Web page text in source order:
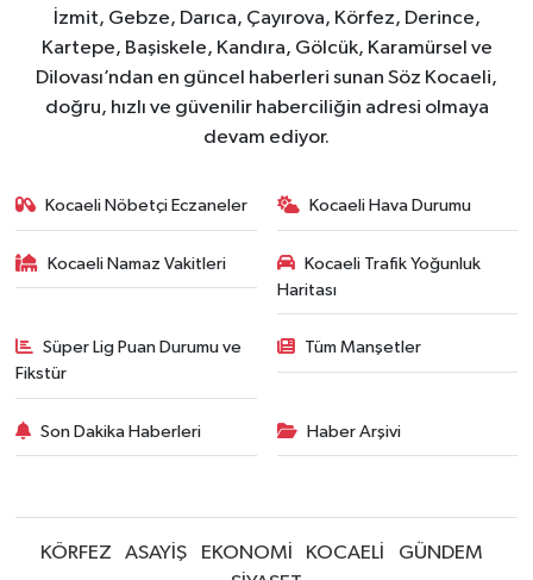
İzmit, Gebze, Darıca, Çayırova, Körfez, Derince,
Kartepe, Başiskele, Kandıra, Gölcük, Karamürsel ve
Dilovası’ndan en güncel haberleri sunan Söz Kocaeli,
doğru, hızlı ve güvenilir haberciliğin adresi olmaya
devam ediyor.
Kocaeli Nöbetçi Eczaneler Kocaeli Hava Durumu
Kocaeli Namaz Vakitleri
Kocaeli Trafik Yoğunluk
Haritası
Süper Lig Puan Durumu ve
Fikstür
Tüm Manşetler
Son Dakika Haberleri Haber Arşivi
KÖRFEZ ASAYİŞ EKONOMİ KOCAELİ
GÜNDEM